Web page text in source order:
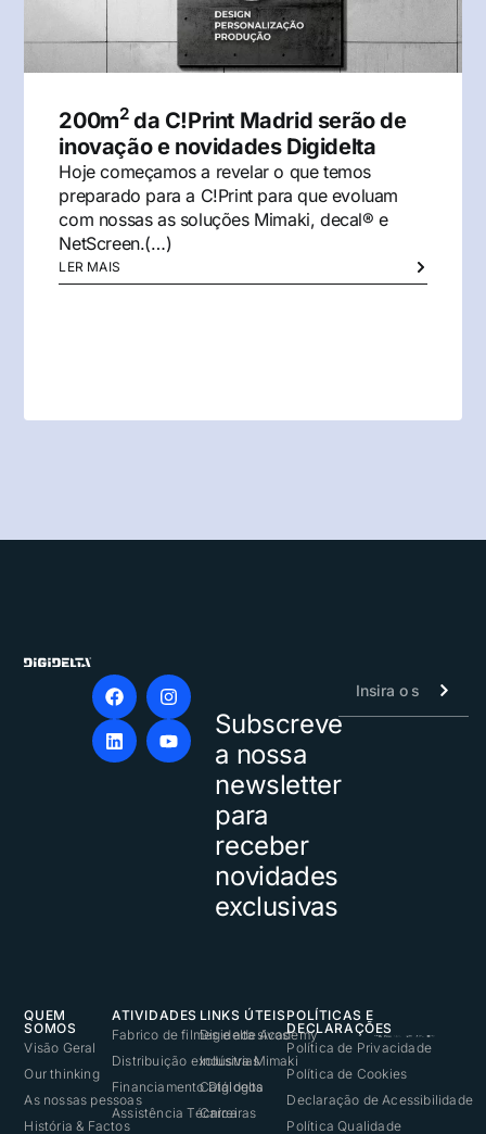
200m2da C!Print Madrid serão de
inovação e novidades Digidelta
Hoje começamos a revelar o que temos
preparado para a C!Print para que evoluam
com nossas as soluções Mimaki, decal® e
NetScreen.(…)
LER MAIS
Subscreve
a nossa
newsletter
para
receber
novidades
exclusivas
Alternative:
QUEM
SOMOS
Visão Geral
Our thinking
As nossas pessoas
História & Factos
ATIVIDADES
Fabrico de filmes e adesivos
Distribuição exclusiva Mimaki
Financiamento Digidelta
Assistência Técnica
LINKS ÚTEIS
Digidelta Academy
Indústrias
Catálogos
Carreiras
POLÍTICAS E
DECLARAÇÕES
Política de Privacidade
Política de Cookies
Declaração de Acessibilidade
Política Qualidade